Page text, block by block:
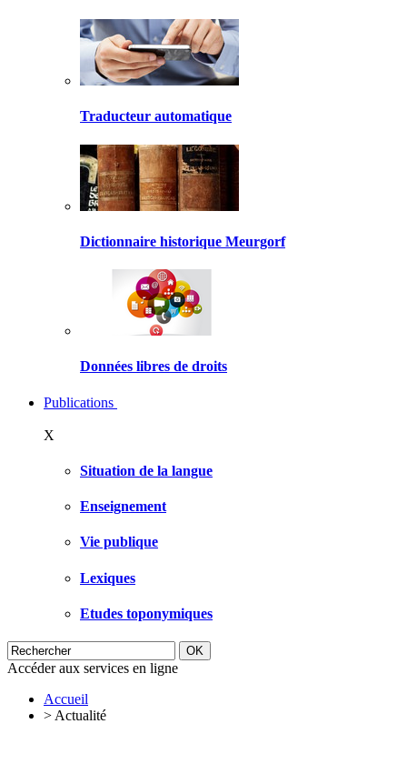
Traducteur automatique
Dictionnaire historique Meurgorf
Données libres de droits
Publications
X
Situation de la langue
Enseignement
Vie publique
Lexiques
Etudes toponymiques
Accéder aux services en ligne
Accueil
> Actualité